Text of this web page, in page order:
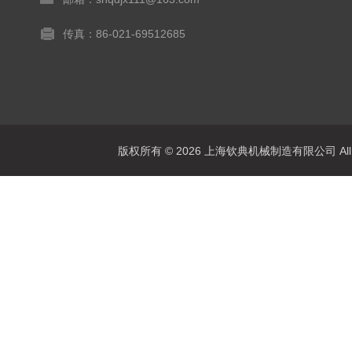
传真：86-021-69512685
版权所有 © 2026 上海钦典机械制造有限公